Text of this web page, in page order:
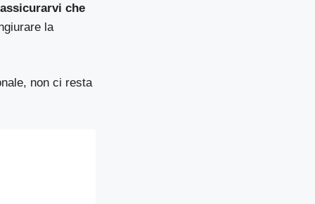
assicurarvi che
la
non ci resta